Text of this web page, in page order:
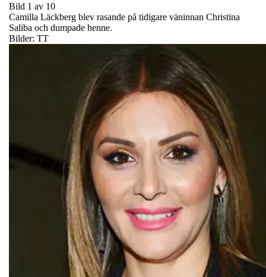
Bild 1 av 10
Camilla Läckberg blev rasande på tidigare väninnan Christina
Saliba och dumpade henne.
Bilder: TT